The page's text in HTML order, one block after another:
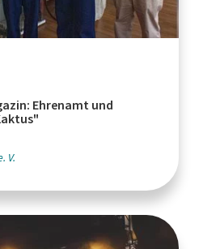
Ehrenamt und
V.